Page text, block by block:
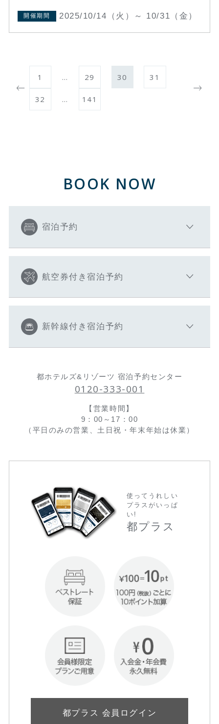
開催期間 2025/10/14（火）～ 10/31（金）
1 … 29 30 31
32 … 141
BOOK NOW
宿泊予約
航空券付き宿泊予約
新幹線付き宿泊予約
都ホテルズ&リゾーツ 宿泊予約センター
0120-333-001
【営業時間】
9：00～17：00
（平日のみの営業、土日祝・年末年始は休業）
使ってうれしい
プラスがいっぱ
い!
都プラス
都プラス 会員ログイン